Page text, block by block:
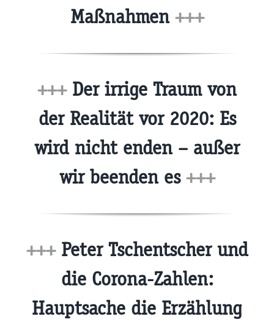
Maßnahmen +++
+++Der irrige Traum von
der Realität vor 2020: Es
wird nicht enden – außer
wir beenden es +++
+++Peter Tschentscher und
die Corona-Zahlen:
Hauptsache die Erzählung